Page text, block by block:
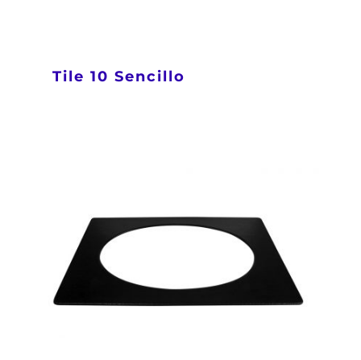
Tile 10 Sencillo